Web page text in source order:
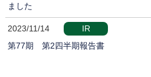
ました
2023/11/14
IR
第77期 第2四半期報告書